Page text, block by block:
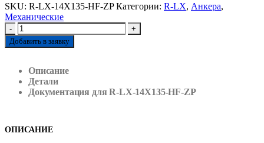
SKU: R-LX-14X135-HF-ZP Категории: R-LX, Анкера,
Механические
-
+
Добавить в заявку
Описание
Детали
Документация для R-LX-14X135-HF-ZP
ОПИСАНИЕ